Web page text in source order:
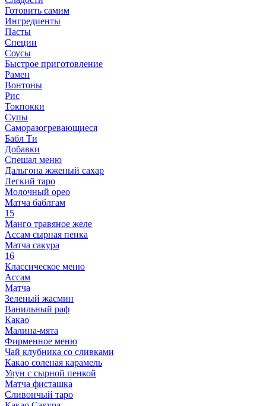
Готовить самим
Ингредиенты
Пасты
Специи
Соусы
Быстрое приготовление
Рамен
Вонтоны
Рис
Токпокки
Супы
Саморазогревающиеся
Бабл Ти
Добавки
Спешал меню
Дальгона жженый сахар
Легкий таро
Молочный орео
Матча баблгам
15
Манго травяное желе
Ассам сырная пенка
Матча сакура
16
Классическое меню
Ассам
Матча
Зеленый жасмин
Ванильный раф
Какао
Малина-мята
Фирменное меню
Чай клубника со сливками
Какао соленая карамель
Улун с сырной пенкой
Матча фисташка
Сливончый таро